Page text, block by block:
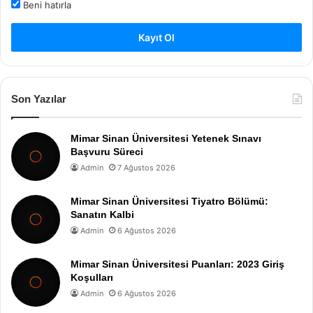
Beni hatırla
Kayıt Ol
Son Yazılar
Mimar Sinan Üniversitesi Yetenek Sınavı
Başvuru Süreci
Admin 7 Ağustos 2026
Mimar Sinan Üniversitesi Tiyatro Bölümü:
Sanatın Kalbi
Admin 6 Ağustos 2026
Mimar Sinan Üniversitesi Puanları: 2023 Giriş
Koşulları
Admin 6 Ağustos 2026